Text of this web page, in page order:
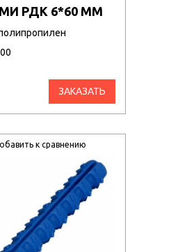
РДК 6*60 ММ
ЗАКАЗАТЬ
к сравнению